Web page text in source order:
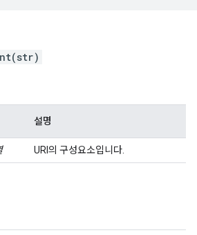
설명
URI의 구성요소입니다.